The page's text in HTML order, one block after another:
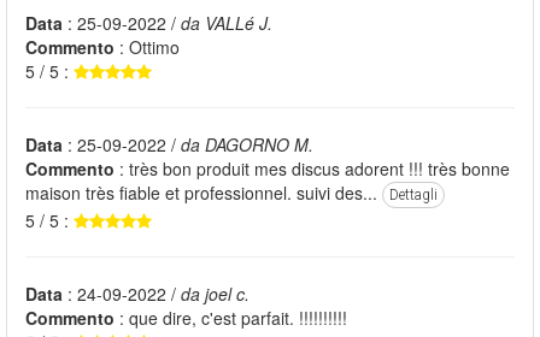
Data : 25-09-2022 / da VALLé J.
Commento : Ottimo
5 / 5 :
Data : 25-09-2022 / da DAGORNO M.
Commento : très bon produit mes discus adorent !!! très bonne
maison très fiable et professionnel. suivi des...
Dettagli
5 / 5 :
Data : 24-09-2022 / da joel c.
Commento : que dire, c'est parfait. !!!!!!!!!!